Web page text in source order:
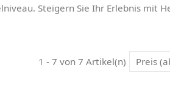
Steigern Sie Ihr Erlebnis mit
1 - 7 von 7 Artikel(n) Preis